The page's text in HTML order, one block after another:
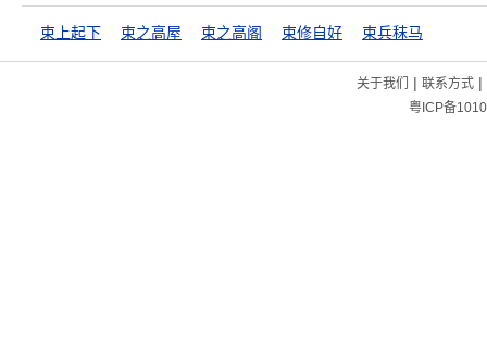
束上起下 束之高屋 束之高阁 束修自好 束兵秣马
关于我们 | 联系方式|
粤ICP备